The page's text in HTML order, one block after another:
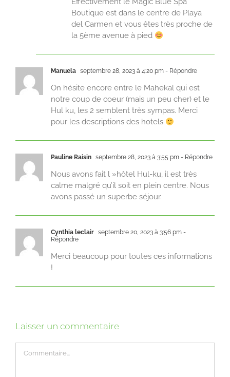
Boutique est dans le centre de Playa
del Carmen et vous êtes très proche de
la 5ème avenue à pied
Manuela septembre 28, 2023 à 4:20 pm - Répondre
On hésite encore entre le Mahekal qui est
notre coup de coeur (mais un peu cher) et le
Hul ku, les 2 semblent très sympas. Merci
pour les descriptions des hotels
Pauline Raisin septembre 28, 2023 à 3:55 pm - Répondre
Nous avons fait l »hôtel Hul-ku, il est très
calme malgré qu’il soit en plein centre. Nous
avons passé un superbe séjour.
Cynthia leclair septembre 20, 2023 à 3:56 pm -
Répondre
Merci beaucoup pour toutes ces informations
!
Laisser un commentaire